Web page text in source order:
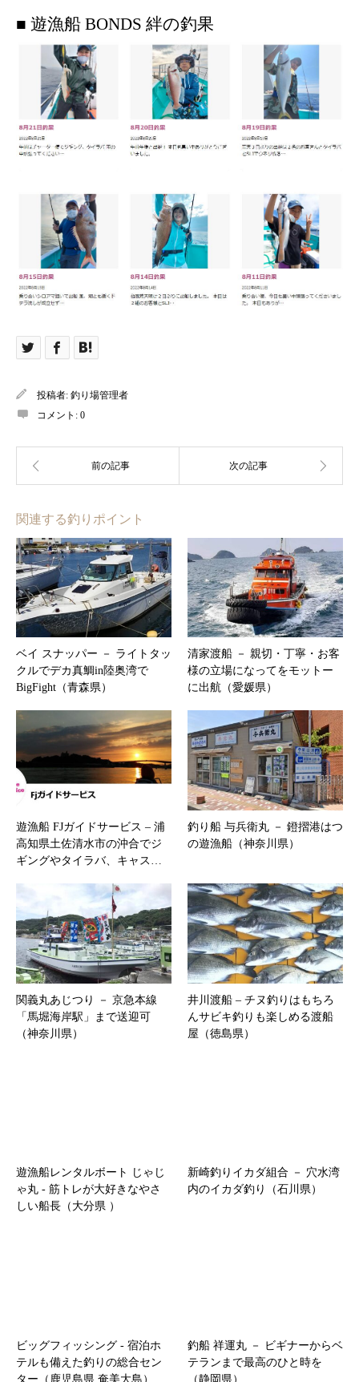
■ 遊漁船 BONDS 絆の釣果
投稿者: 釣り場管理者
コメント: 0
関連する釣りポイント
ベイ スナッパー － ライトタッ
クルでデカ真鯛in陸奥湾で
BigFight（青森県）
清家渡船 － 親切・丁寧・お客
様の立場になってをモットー
に出航（愛媛県）
遊漁船 FJガイドサービス – 浦
高知県土佐清水市の沖合でジ
ギングやタイラバ、キャス…
釣り船 与兵衛丸 － 鐙摺港はつ
の遊漁船（神奈川県）
関義丸あじつり － 京急本線
「馬堀海岸駅」まで送迎可
（神奈川県）
井川渡船 – チヌ釣りはもちろ
んサビキ釣りも楽しめる渡船
屋（徳島県）
遊漁船レンタルボート じゃじ
ゃ丸 ‐ 筋トレが大好きなやさ
しい船長（大分県 ）
新崎釣りイカダ組合 － 穴水湾
内のイカダ釣り（石川県）
ビッグフィッシング ‐ 宿泊ホ
テルも備えた釣りの総合セン
ター（鹿児島県 奄美大島）
釣船 祥運丸 － ビギナーからベ
テランまで最高のひと時を
（静岡県）